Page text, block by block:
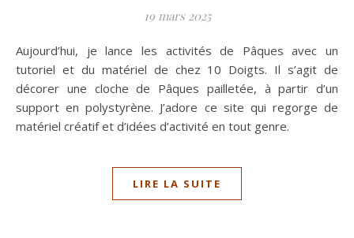
19 mars 2025
Aujourd’hui, je lance les activités de Pâques avec un
tutoriel et du matériel de chez 10 Doigts. Il s’agit de
décorer une cloche de Pâques pailletée, à partir d’un
support en polystyrène. J’adore ce site qui regorge de
matériel créatif et d’idées d’activité en tout genre.
LIRE LA SUITE